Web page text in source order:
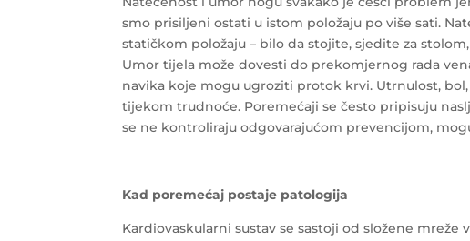
smo prisiljeni ostati u istom položaju po više sati.
statičkom položaju – bilo da stojite, sjedite za
Umor tijela može dovesti do prekomjernog rada
navika koje mogu ugroziti protok krvi. Utrnulost,
tijekom trudnoće. Poremećaji se često pripisuju
se ne kontroliraju odgovarajućom prevencijom,
Kad poremećaj postaje patologija
Kardiovaskularni sustav se sastoji od složene mreže